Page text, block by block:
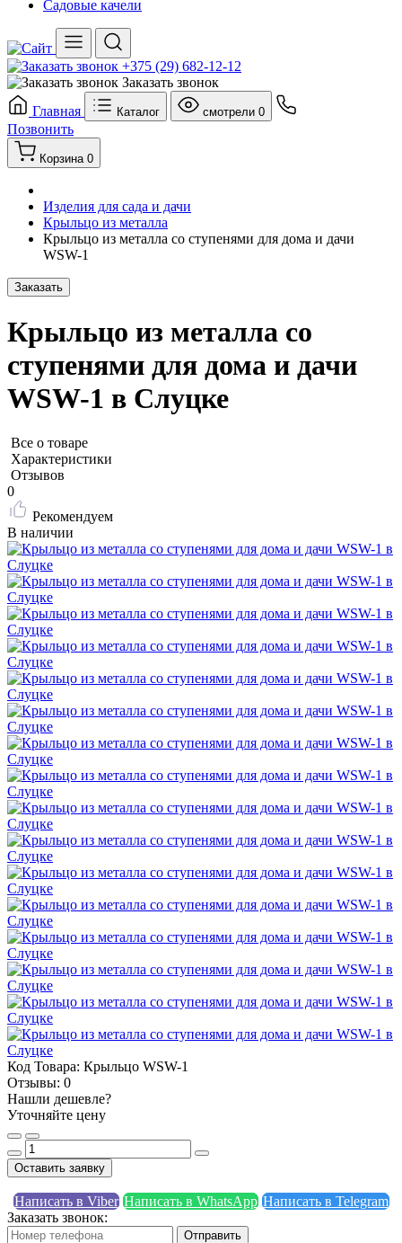
Садовые качели
+375 (29) 682-12-12
Заказать звонок
Главная
Каталог смотрели 0
Позвонить
Корзина 0
Изделия для сада и дачи
Крыльцо из металла
Крыльцо из металла со ступенями для дома и дачи
WSW-1
Заказать
Крыльцо из металла со
ступенями для дома и дачи
WSW-1 в Слуцке
Все о товаре
Характеристики
Отзывов
0
Рекомендуем
В наличии
Код Товара: Крыльцо WSW-1
Отзывы: 0
Нашли дешевле?
Уточняйте цену
Оставить заявку
Написать в Viber Написать в WhatsApp Написать в Telegram
Заказать звонок:
Отправить